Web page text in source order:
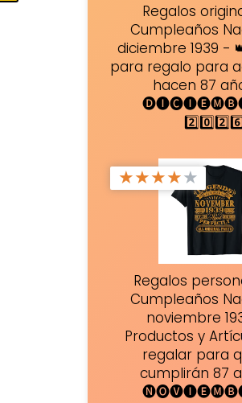
Regalos
Cumpleaños
diciembre 1939 -
para regalo para
hacen 87
★★★★★
Regalos
Cumpleaños
noviembre
Productos y
regalar para
cumplirán 87